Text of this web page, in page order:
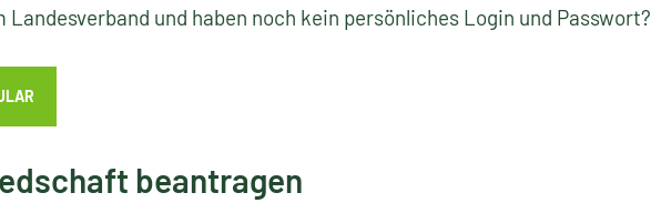
Landesverband und haben noch kein persönliches Login und Passwort?
beantragen